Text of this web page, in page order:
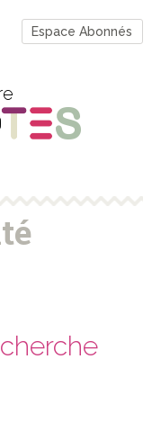
Espace Abonnés